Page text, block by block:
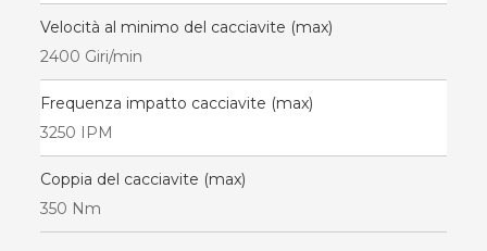
Velocità al minimo del cacciavite (max)
2400 Giri/min
Frequenza impatto cacciavite (max)
3250 IPM
Coppia del cacciavite (max)
350 Nm